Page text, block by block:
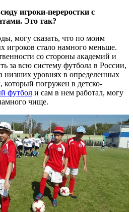
игроки-переростки с
Это так?
могу сказать, что по моим
стало намного меньше.
со стороны академий и
за всю систему футбола в России,
низших уровнях в определенных
который погружен в детско-
футбол и сам в нем работал, могу
чище.